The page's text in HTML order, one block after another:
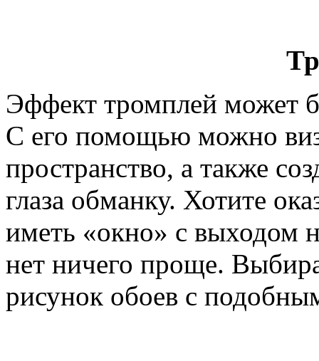
Эффект тромплей может
С его помощью можно
пространство, а также
глаза обманку. Хотите
иметь «окно» с выходом
нет ничего проще.
рисунок обоев с